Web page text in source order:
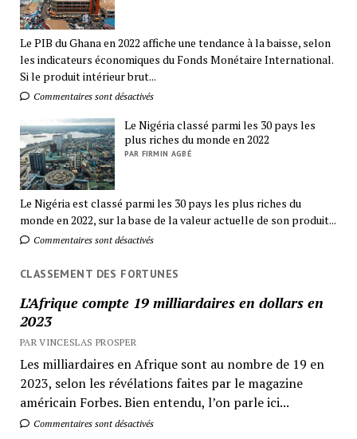
Le PIB du Ghana en 2022 affiche une tendance à la baisse, selon
les indicateurs économiques du Fonds Monétaire International.
Si le produit intérieur brut...
Commentaires sont désactivés
Le Nigéria classé parmi les 30 pays les
plus riches du monde en 2022
PAR FIRMIN AGBÉ
Le Nigéria est classé parmi les 30 pays les plus riches du
monde en 2022, sur la base de la valeur actuelle de son produit...
Commentaires sont désactivés
CLASSEMENT DES FORTUNES
L’Afrique compte 19 milliardaires en dollars en
2023
PAR VINCESLAS PROSPER
Les milliardaires en Afrique sont au nombre de 19 en
2023, selon les révélations faites par le magazine
américain Forbes. Bien entendu, l’on parle ici...
Commentaires sont désactivés